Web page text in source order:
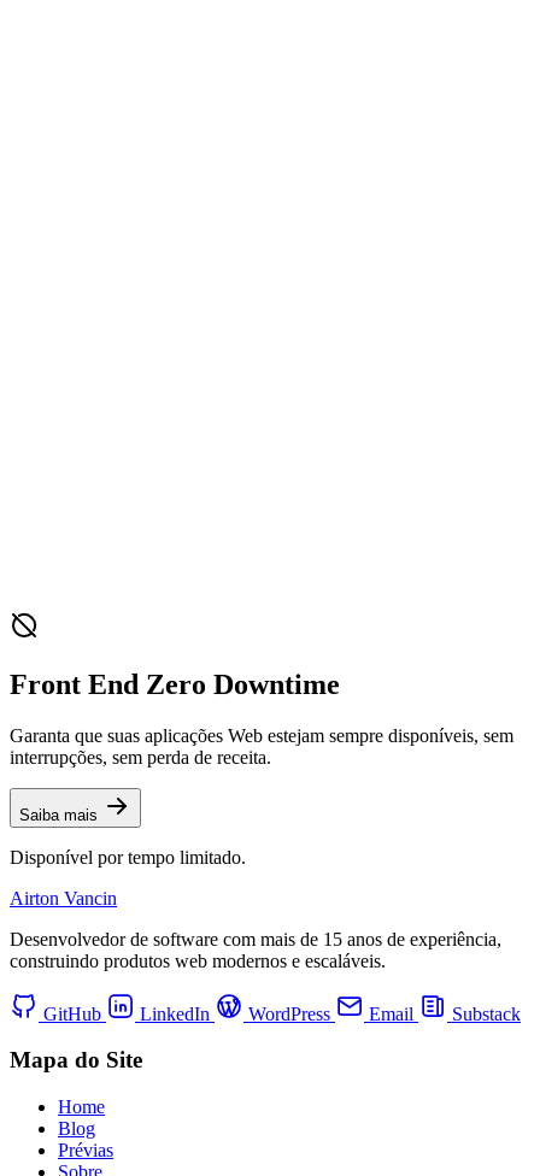
Front End Zero Downtime
Garanta que suas aplicações Web estejam sempre disponíveis, sem
interrupções, sem perda de receita.
Saiba mais
Disponível por tempo limitado.
Airton Vancin
Desenvolvedor de software com mais de 15 anos de experiência,
construindo produtos web modernos e escaláveis.
GitHub LinkedIn WordPress Email Substack
Mapa do Site
Home
Blog
Prévias
Sobre